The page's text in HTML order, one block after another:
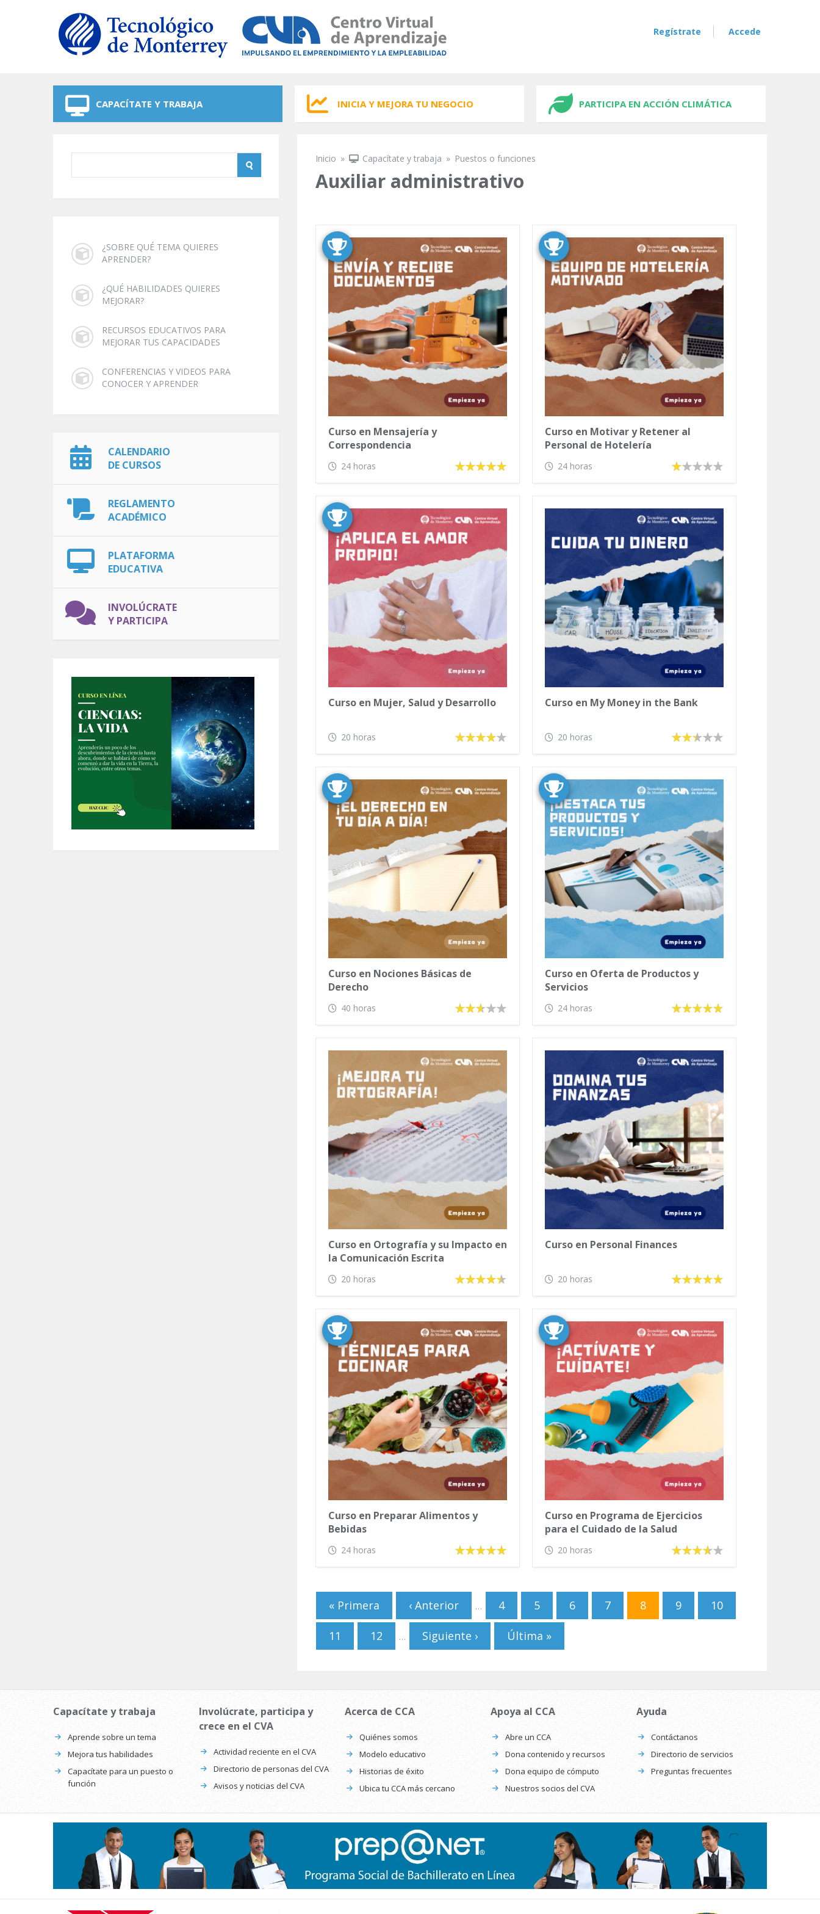
Regístrate Accede
CAPACÍTATE Y TRABAJA INICIA Y MEJORA TU NEGOCIO PARTICIPA EN ACCIÓN CLIMÁTICA
¿SOBRE QUÉ TEMA QUIERES
APRENDER?
¿QUÉ HABILIDADES QUIERES
MEJORAR?
RECURSOS EDUCATIVOS PARA
MEJORAR TUS CAPACIDADES
CONFERENCIAS Y VIDEOS PARA
CONOCER Y APRENDER
CALENDARIO
DE CURSOS
REGLAMENTO
ACADÉMICO
PLATAFORMA
EDUCATIVA
INVOLÚCRATE
Y PARTICIPA
Se encuentra usted aquí
Inicio » Capacítate y trabaja » Puestos o funciones
Auxiliar administrativo
Curso en Mensajería y
Correspondencia
24 horas
Curso en Motivar y Retener al
Personal de Hotelería
24 horas
Curso en Mujer, Salud y Desarrollo
20 horas
Curso en My Money in the Bank
20 horas
Curso en Nociones Básicas de
Derecho
40 horas
Curso en Oferta de Productos y
Servicios
24 horas
Curso en Ortografía y su Impacto en
la Comunicación Escrita
20 horas
Curso en Personal Finances
20 horas
Curso en Preparar Alimentos y
Bebidas
24 horas
Curso en Programa de Ejercicios
para el Cuidado de la Salud
20 horas
Páginas
« Primera ‹ Anterior … 4 5 6 7 8 9 10
11 12 … Siguiente › Última »
Capacítate y trabaja
Aprende sobre un tema
Mejora tus habilidades
Capacítate para un puesto o
función
Involúcrate, participa y
crece en el CVA
Actividad reciente en el CVA
Directorio de personas del CVA
Avisos y noticias del CVA
Acerca de CCA
Quiénes somos
Modelo educativo
Historias de éxito
Ubica tu CCA más cercano
Apoya al CCA
Abre un CCA
Dona contenido y recursos
Dona equipo de cómputo
Nuestros socios del CVA
Ayuda
Contáctanos
Directorio de servicios
Preguntas frecuentes